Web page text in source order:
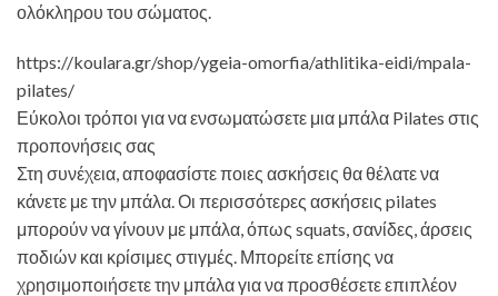
ολόκληρου του σώματος.
https://koulara.gr/shop/ygeia-omorfia/athlitika-eidi/mpala-
pilates/
Εύκολοι τρόποι για να ενσωματώσετε μια μπάλα Pilates στις
προπονήσεις σας
Στη συνέχεια, αποφασίστε ποιες ασκήσεις θα θέλατε να
κάνετε με την μπάλα. Οι περισσότερες ασκήσεις pilates
μπορούν να γίνουν με μπάλα, όπως squats, σανίδες, άρσεις
ποδιών και κρίσιμες στιγμές. Μπορείτε επίσης να
χρησιμοποιήσετε την μπάλα για να προσθέσετε επιπλέον